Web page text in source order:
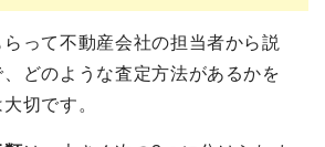
って不動産会社の担当者から説
どのような査定方法があるかを
切です。